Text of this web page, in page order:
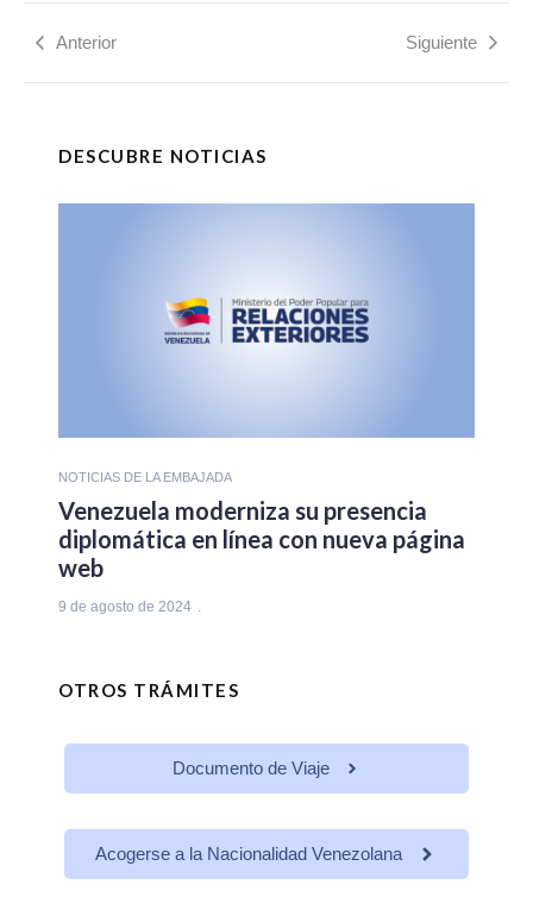
Anterior Siguiente
DESCUBRE NOTICIAS
NOTICIAS DE LA EMBAJADA
Venezuela moderniza su presencia
diplomática en línea con nueva página
web
9 de agosto de 2024
OTROS TRÁMITES
Documento de Viaje
Acogerse a la Nacionalidad Venezolana